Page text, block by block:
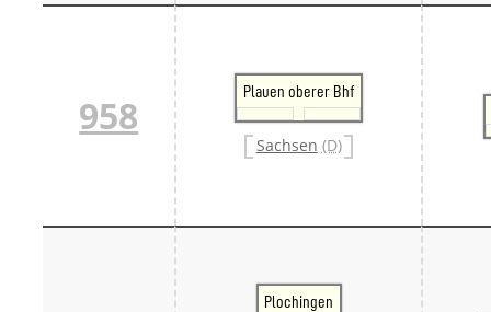
958
Plauen oberer Bhf
Sachsen (D)
Plochingen